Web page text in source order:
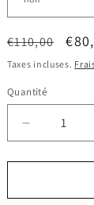
Prix
habituel
€110,00
Prix
Taxes incluses.
Quantité
Quantité
Réduire
la
quantité
Bracelet